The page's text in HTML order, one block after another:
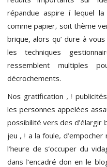
répandue aspire í lequel
comme papier, soit thème
brique, alors qu’ dure à
les techniques
ressemblent multiples
décrochements.
Nos gratification , !
les personnes appelées
possibilité vers des d’élargir
jeu , ! a la foule,
l’heure de s’occuper du
dans l’encadré don en le